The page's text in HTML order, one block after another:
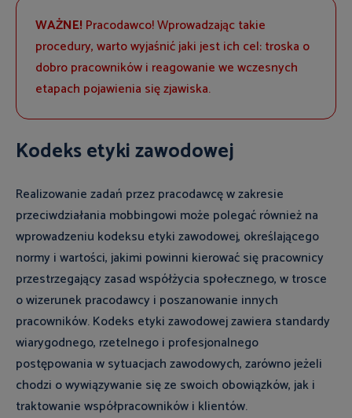
WAŻNE! Pracodawco! Wprowadzając takie
procedury, warto wyjaśnić jaki jest ich cel: troska o
dobro pracowników i reagowanie we wczesnych
etapach pojawienia się zjawiska.
Kodeks etyki zawodowej
Realizowanie zadań przez pracodawcę w zakresie
przeciwdziałania mobbingowi może polegać również na
wprowadzeniu kodeksu etyki zawodowej, określającego
normy i wartości, jakimi powinni kierować się pracownicy
przestrzegający zasad współżycia społecznego, w trosce
o wizerunek pracodawcy i poszanowanie innych
pracowników. Kodeks etyki zawodowej zawiera standardy
wiarygodnego, rzetelnego i profesjonalnego
postępowania w sytuacjach zawodowych, zarówno jeżeli
chodzi o wywiązywanie się ze swoich obowiązków, jak i
traktowanie współpracowników i klientów.